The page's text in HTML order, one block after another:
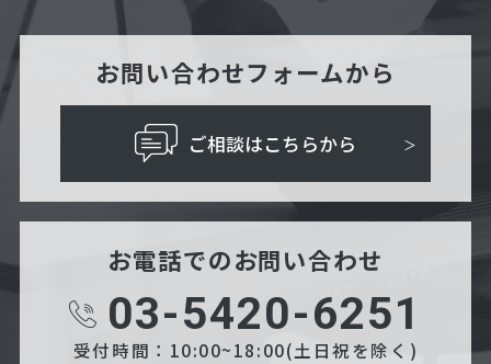
お問い合わせフォームから
ご相談はこちらから
お電話でのお問い合わせ
03-5420-6251
受付時間：10:00~18:00(土日祝を除く)